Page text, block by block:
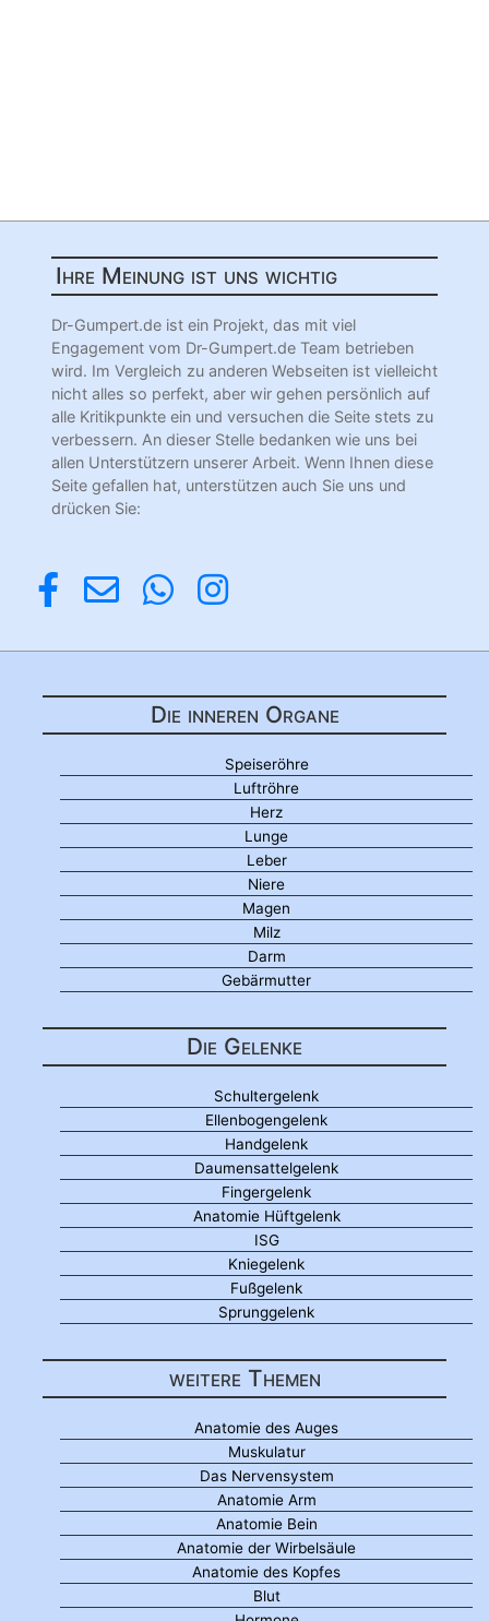
Ihre Meinung ist uns wichtig
Dr-Gumpert.de ist ein Projekt, das mit viel
Engagement vom Dr-Gumpert.de Team betrieben
wird. Im Vergleich zu anderen Webseiten ist vielleicht
nicht alles so perfekt, aber wir gehen persönlich auf
alle Kritikpunkte ein und versuchen die Seite stets zu
verbessern. An dieser Stelle bedanken wie uns bei
allen Unterstützern unserer Arbeit. Wenn Ihnen diese
Seite gefallen hat, unterstützen auch Sie uns und
drücken Sie:
Die inneren Organe
Speiseröhre
Luftröhre
Herz
Lunge
Leber
Niere
Magen
Milz
Darm
Gebärmutter
Die Gelenke
Schultergelenk
Ellenbogengelenk
Handgelenk
Daumensattelgelenk
Fingergelenk
Anatomie Hüftgelenk
ISG
Kniegelenk
Fußgelenk
Sprunggelenk
weitere Themen
Anatomie des Auges
Muskulatur
Das Nervensystem
Anatomie Arm
Anatomie Bein
Anatomie der Wirbelsäule
Anatomie des Kopfes
Blut